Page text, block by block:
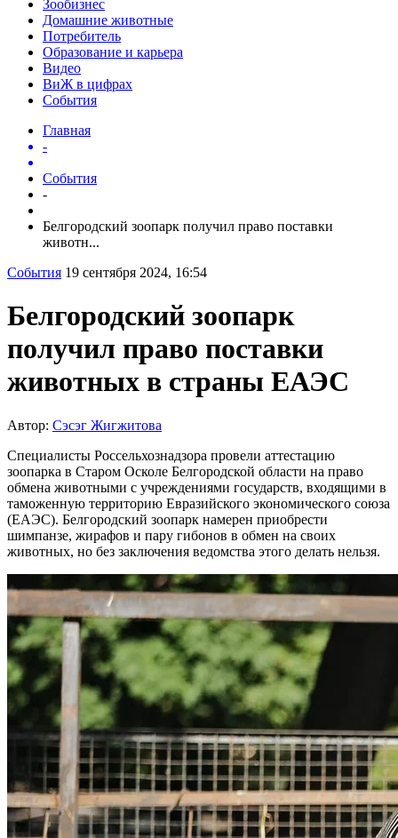
Зообизнес
Домашние животные
Потребитель
Образование и карьера
Видео
ВиЖ в цифрах
События
Главная
-
События
-
Белгородский зоопарк получил право поставки
животн...
События 19 сентября 2024, 16:54
Белгородский зоопарк
получил право поставки
животных в страны ЕАЭС
Автор: Сэсэг Жигжитова
Специалисты Россельхознадзора провели аттестацию
зоопарка в Старом Осколе Белгородской области на право
обмена животными с учреждениями государств, входящими в
таможенную территорию Евразийского экономического союза
(ЕАЭС). Белгородский зоопарк намерен приобрести
шимпанзе, жирафов и пару гибонов в обмен на своих
животных, но без заключения ведомства этого делать нельзя.